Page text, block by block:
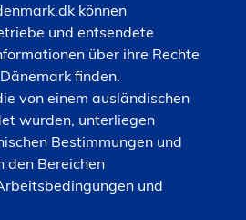
können
und entsendete
über ihre Rechte
finden.
von einem ausländischen
wurden, unterliegen
Bestimmungen und
den Bereichen
und